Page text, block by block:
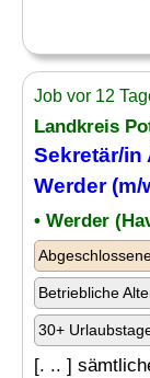
Job vor 12
Landkreis
Sekretär/in
Werder (m/
• Werder
Betriebliche
30+
[. .. ]